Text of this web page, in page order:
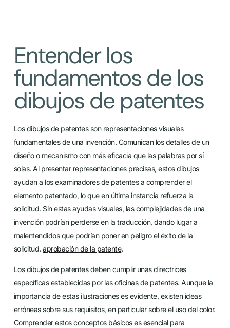
Los dibujos de patentes son representaciones visuales
fundamentales de una invención. Comunican los detalles de un
diseño o mecanismo con más eficacia que las palabras por sí
solas. Al presentar representaciones precisas, estos dibujos
ayudan a los examinadores de patentes a comprender el
elemento patentado, lo que en última instancia refuerza la
solicitud. Sin estas ayudas visuales, las complejidades de una
invención podrían perderse en la traducción, dando lugar a
malentendidos que podrían poner en peligro el éxito de la
solicitud.aprobación de la patente.
Los dibujos de patentes deben cumplir unas directrices
específicas establecidas por las oficinas de patentes. Aunque la
importancia de estas ilustraciones es evidente, existen ideas
erróneas sobre sus requisitos, en particular sobre el uso del color.
Comprender estos conceptos básicos es esencial para
Entender los
fundamentos de los
dibujos de patentes